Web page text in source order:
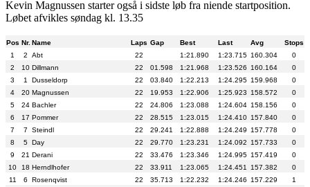
Kevin Magnussen starter også i sidste løb fra niende startposition.
Løbet afvikles søndag kl. 13.35
Pos Nr. Name Laps Gap Best Last Avg
Stops
1
2 Abt 22 1:21.890 1:23.715 160.304
0
2
10 Dillmann 22 01.598 1:21.968 1:23.526 160.164
0
3
1 Dusseldorp 22 03.840 1:22.213 1:24.295 159.968
0
4
20 Magnussen 22 19.953 1:22.906 1:25.923 158.572
0
5
24 Bachler 22 24.806 1:23.088 1:24.604 158.156
0
6
17 Pommer 22 28.515 1:23.015 1:24.410 157.840
0
7
7 Steindl 22 29.241 1:22.888 1:24.249 157.778
0
8
5 Day 22 29.770 1:23.231 1:24.092 157.733
0
9
21 Derani 22 33.476 1:23.346 1:24.995 157.419
0
10
18 Herndlhofer 22 33.911 1:23.065 1:24.451 157.382
0
11
6 Rosenqvist 22 35.713 1:22.232 1:24.246 157.229
1